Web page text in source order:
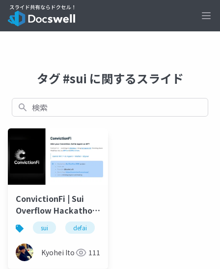
タグ #sui に関するスライド
検索
ConvictionFi | Sui
Overflow Hackathon
2025
sui defai
Kyohei Ito 111